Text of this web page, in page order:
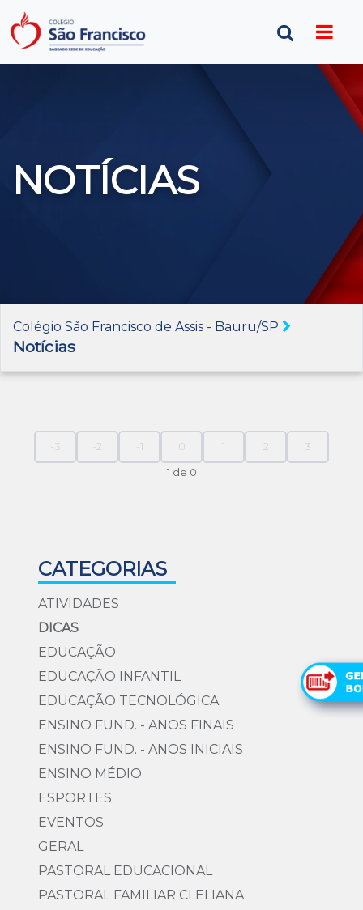
NOTÍCIAS
Colégio São Francisco de Assis - Bauru/SP
Notícias
-3 -2 -1 0 1 2 3
1 de 0
CATEGORIAS
ATIVIDADES
DICAS
EDUCAÇÃO
EDUCAÇÃO INFANTIL
EDUCAÇÃO TECNOLÓGICA
ENSINO FUND. - ANOS FINAIS
ENSINO FUND. - ANOS INICIAIS
ENSINO MÉDIO
ESPORTES
EVENTOS
GERAL
PASTORAL EDUCACIONAL
PASTORAL FAMILIAR CLELIANA